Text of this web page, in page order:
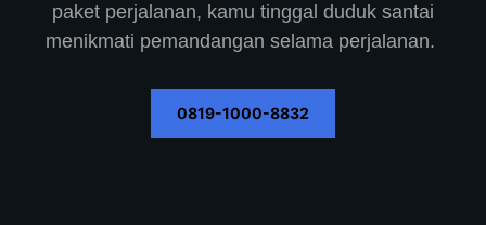
paket perjalanan, kamu tinggal duduk santai
menikmati pemandangan selama perjalanan.
0819-1000-8832